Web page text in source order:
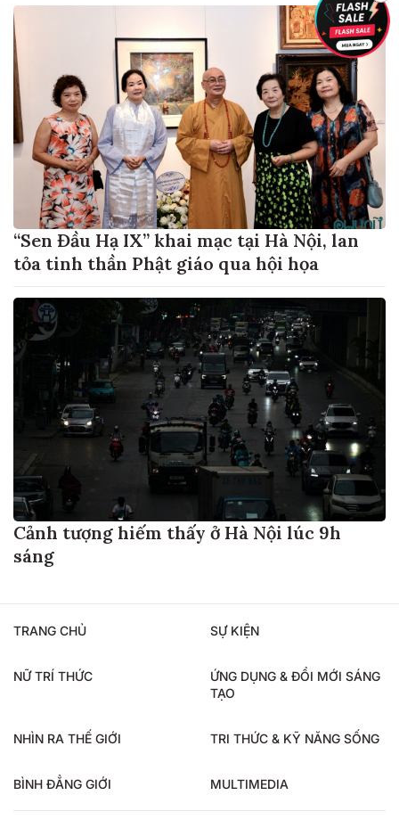
“Sen Đầu Hạ IX” khai mạc tại Hà Nội, lan
tỏa tinh thần Phật giáo qua hội họa
Cảnh tượng hiếm thấy ở Hà Nội lúc 9h
sáng
TRANG CHỦ SỰ KIỆN
NỮ TRÍ THỨC
ỨNG DỤNG & ĐỔI MỚI SÁNG
TẠO
NHÌN RA THẾ GIỚI TRI THỨC & KỸ NĂNG SỐNG
BÌNH ĐẲNG GIỚI MULTIMEDIA